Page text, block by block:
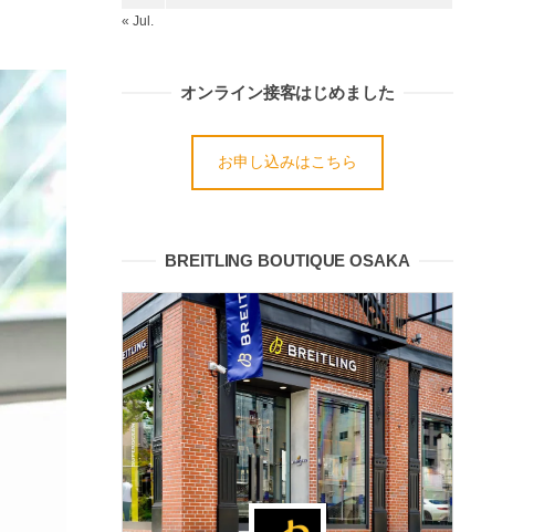
« Jul.
オンライン接客はじめました
お申し込みはこちら
BREITLING BOUTIQUE OSAKA